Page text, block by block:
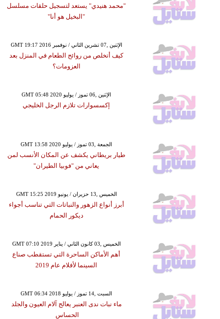
"محمد هنيدي" يستعد لتسجيل حلقات مسلسل
"البخيل هو أنا"
GMT 19:17 2016 الإثنين ,07 تشرين الثاني / نوفمبر
كيف أتخلص من روائح الطعام في المنزل بعد
العزومات؟
GMT 05:48 2020 الإثنين ,06 تموز / يوليو
إكسسوارات تلازم الرجل الخليجي
GMT 13:58 2020 الجمعة ,03 تموز / يوليو
طيار بريطاني يكشف عن المكان الأنسب لمن
يعاني من "فوبيا الطيران"
GMT 15:25 2019 الخميس ,13 حزيران / يونيو
أبرز أنواع الزهور والنباتات التي تناسب أجواء
ديكور الحمام
GMT 07:10 2019 الخميس ,03 كانون الثاني / يناير
أهم الأماكن الساحرة التي تستقطب صناع
السينما لأفلام عام 2019
GMT 06:34 2018 السبت ,14 تموز / يوليو
ماء نبات ندى العنبر يعالج آلام العيون والجلد
الحساس